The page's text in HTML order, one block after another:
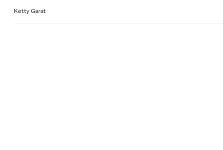
Ketty Garat